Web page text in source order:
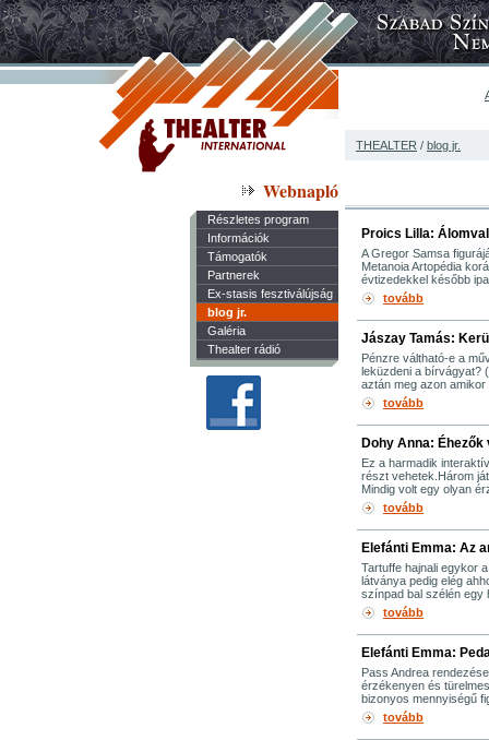
THEALTER / blog jr.
Webnapló
Részletes program
Információk
Támogatók
Partnerek
Ex-stasis fesztiválújság
blog jr.
Galéria
Thealter rádió
Proics Lilla:
A Gregor Samsa
Metanoia Artopédia
évtizedekkel később
tovább
Jászay Tamás:
Pénzre váltható-e a
leküzdeni a bírvágyat?
aztán meg azon
tovább
Dohy Anna: Éhezők
Ez a harmadik
részt vehetek.Három
Mindig volt egy olyan
tovább
Elefánti Emma: Az
Tartuffe hajnali egykor
látványa pedig elég
színpad bal szélén egy
tovább
Elefánti Emma:
Pass Andrea
érzékenyen és
bizonyos mennyiségű
tovább